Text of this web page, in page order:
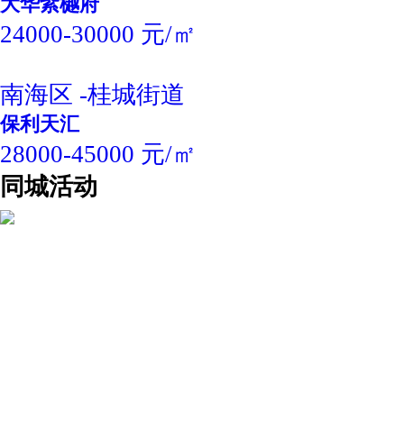
24000-30000 元/㎡
南海区 -桂城街道
保利天汇
28000-45000 元/㎡
同城活动